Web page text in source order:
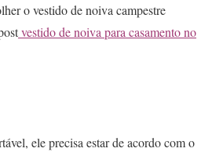
o vestido de noiva campestre
vestido de noiva para casamento no
ele precisa estar de acordo com o